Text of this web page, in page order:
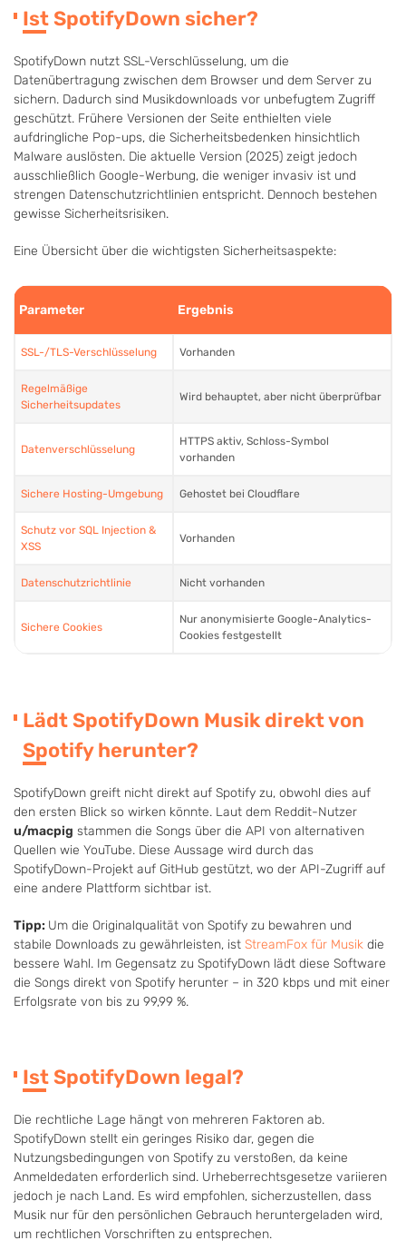
Ist SpotifyDown sicher?
SpotifyDown nutzt SSL-Verschlüsselung, um die
Datenübertragung zwischen dem Browser und dem Server zu
sichern. Dadurch sind Musikdownloads vor unbefugtem Zugriff
geschützt. Frühere Versionen der Seite enthielten viele
aufdringliche Pop-ups, die Sicherheitsbedenken hinsichtlich
Malware auslösten. Die aktuelle Version (2025) zeigt jedoch
ausschließlich Google-Werbung, die weniger invasiv ist und
strengen Datenschutzrichtlinien entspricht. Dennoch bestehen
gewisse Sicherheitsrisiken.
Eine Übersicht über die wichtigsten Sicherheitsaspekte:
Parameter Ergebnis
SSL-/TLS-Verschlüsselung Vorhanden
Regelmäßige
Sicherheitsupdates
Wird behauptet, aber nicht überprüfbar
Datenverschlüsselung
HTTPS aktiv, Schloss-Symbol
vorhanden
Sichere Hosting-Umgebung Gehostet bei Cloudflare
Schutz vor SQL Injection &
XSS
Vorhanden
Datenschutzrichtlinie Nicht vorhanden
Sichere Cookies
Nur anonymisierte Google-Analytics-
Cookies festgestellt
Lädt SpotifyDown Musik direkt von
Spotify herunter?
SpotifyDown greift nicht direkt auf Spotify zu, obwohl dies auf
den ersten Blick so wirken könnte. Laut dem Reddit-Nutzer
u/macpig stammen die Songs über die API von alternativen
Quellen wie YouTube. Diese Aussage wird durch das
SpotifyDown-Projekt auf GitHub gestützt, wo der API-Zugriff auf
eine andere Plattform sichtbar ist.
Tipp: Um die Originalqualität von Spotify zu bewahren und
stabile Downloads zu gewährleisten, ist StreamFox für Musik die
bessere Wahl. Im Gegensatz zu SpotifyDown lädt diese Software
die Songs direkt von Spotify herunter – in 320 kbps und mit einer
Erfolgsrate von bis zu 99,99 %.
Ist SpotifyDown legal?
Die rechtliche Lage hängt von mehreren Faktoren ab.
SpotifyDown stellt ein geringes Risiko dar, gegen die
Nutzungsbedingungen von Spotify zu verstoßen, da keine
Anmeldedaten erforderlich sind. Urheberrechtsgesetze variieren
jedoch je nach Land. Es wird empfohlen, sicherzustellen, dass
Musik nur für den persönlichen Gebrauch heruntergeladen wird,
um rechtlichen Vorschriften zu entsprechen.